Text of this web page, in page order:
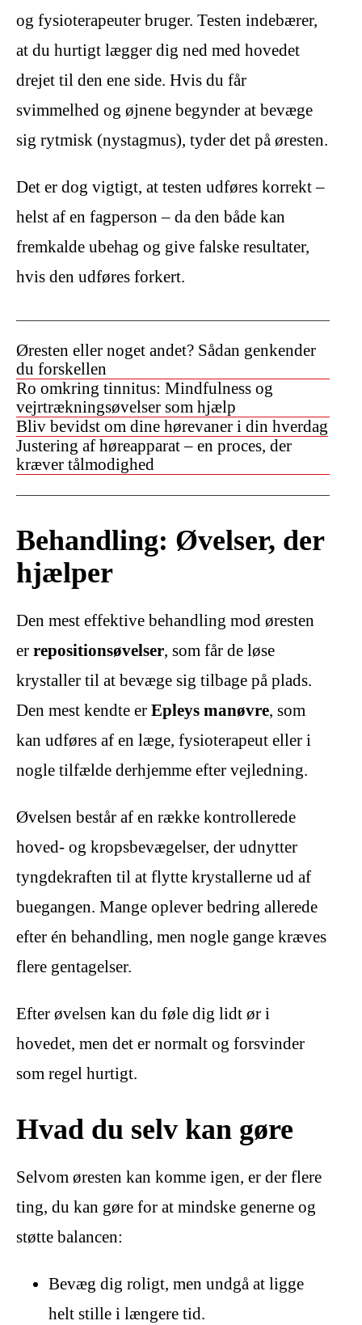
og fysioterapeuter bruger. Testen indebærer,
at du hurtigt lægger dig ned med hovedet
drejet til den ene side. Hvis du får
svimmelhed og øjnene begynder at bevæge
sig rytmisk (nystagmus), tyder det på øresten.
Det er dog vigtigt, at testen udføres korrekt –
helst af en fagperson – da den både kan
fremkalde ubehag og give falske resultater,
hvis den udføres forkert.
Øresten eller noget andet? Sådan genkender
du forskellen
Ro omkring tinnitus: Mindfulness og
vejrtrækningsøvelser som hjælp
Bliv bevidst om dine hørevaner i din hverdag
Justering af høreapparat – en proces, der
kræver tålmodighed
Behandling: Øvelser, der
hjælper
Den mest effektive behandling mod øresten
er repositionsøvelser, som får de løse
krystaller til at bevæge sig tilbage på plads.
Den mest kendte er Epleys manøvre, som
kan udføres af en læge, fysioterapeut eller i
nogle tilfælde derhjemme efter vejledning.
Øvelsen består af en række kontrollerede
hoved- og kropsbevægelser, der udnytter
tyngdekraften til at flytte krystallerne ud af
buegangen. Mange oplever bedring allerede
efter én behandling, men nogle gange kræves
flere gentagelser.
Efter øvelsen kan du føle dig lidt ør i
hovedet, men det er normalt og forsvinder
som regel hurtigt.
Hvad du selv kan gøre
Selvom øresten kan komme igen, er der flere
ting, du kan gøre for at mindske generne og
støtte balancen:
Bevæg dig roligt, men undgå at ligge
helt stille i længere tid.